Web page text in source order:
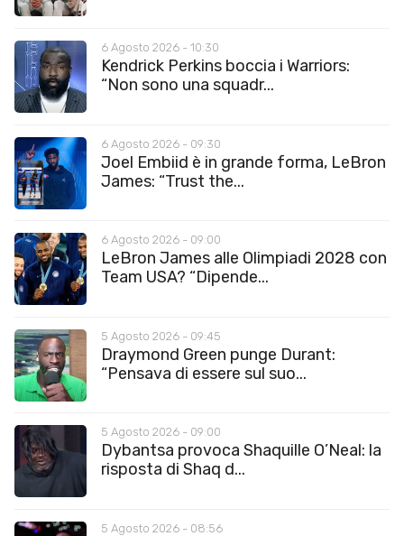
6 Agosto 2026 - 10:30
Kendrick Perkins boccia i Warriors:
“Non sono una squadr...
6 Agosto 2026 - 09:30
Joel Embiid è in grande forma, LeBron
James: “Trust the...
6 Agosto 2026 - 09:00
LeBron James alle Olimpiadi 2028 con
Team USA? “Dipende...
5 Agosto 2026 - 09:45
Draymond Green punge Durant:
“Pensava di essere sul suo...
5 Agosto 2026 - 09:00
Dybantsa provoca Shaquille O’Neal: la
risposta di Shaq d...
5 Agosto 2026 - 08:56